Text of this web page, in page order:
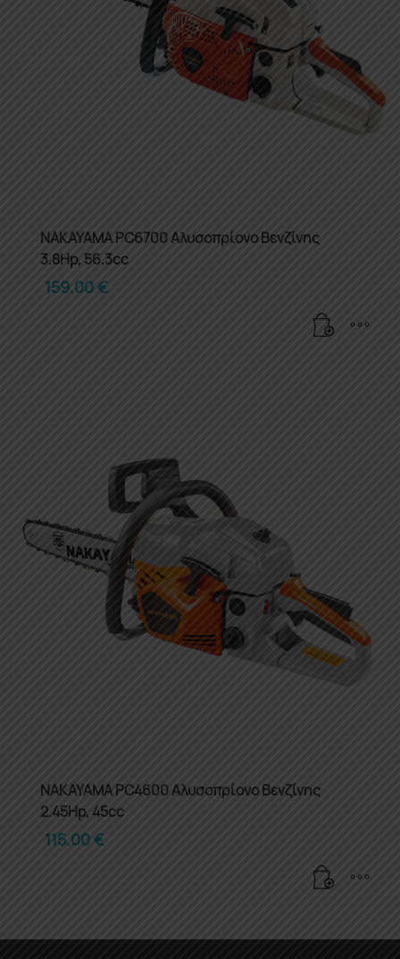
NAKAYAMA PC6700 Αλυσοπρίονο Βενζίνης
3.8Hp, 56.3cc
159.00€
NAKAYAMA PC4600 Αλυσοπρίονο Βενζίνης
2.45Hp, 45cc
115.00€